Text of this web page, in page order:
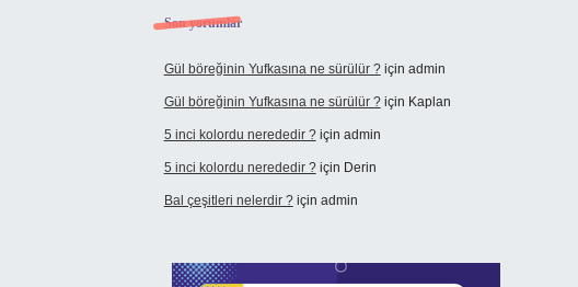
Son yorumlar
Gül böreğinin Yufkasına ne sürülür ?için admin
Gül böreğinin Yufkasına ne sürülür ?için Kaplan
5 inci kolordu nerededir ?için admin
5 inci kolordu nerededir ?için Derin
Bal çeşitleri nelerdir ?için admin